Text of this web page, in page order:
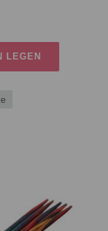
LEGEN